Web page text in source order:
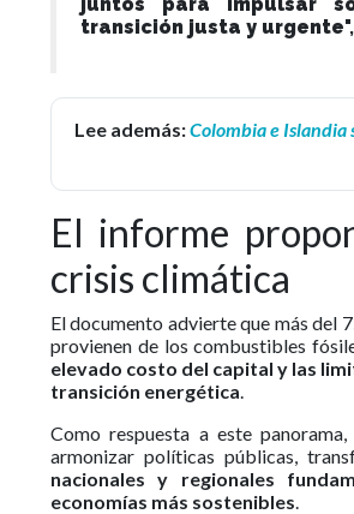
transición justa y urgente
Lee además:Colombia e Islandia
El informe
crisis climática
El documento advierte que más del
provienen de los combustibles
elevado costo del capital y las
transición energética.
Como respuesta a este
armonizar políticas públicas,
nacionales y regionales
economías más sostenibles.